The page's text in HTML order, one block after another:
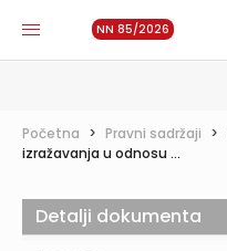
NN 85/2026
Početna > Pravni sadržaji >
izražavanja u odnosu ...
Detalji dokumenta